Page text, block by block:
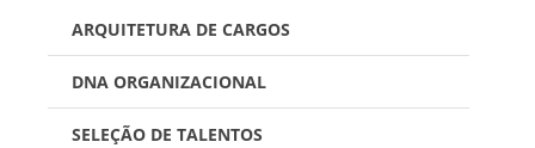
ARQUITETURA DE CARGOS
DNA ORGANIZACIONAL
SELEÇÃO DE TALENTOS